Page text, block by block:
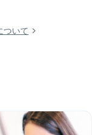
ついて